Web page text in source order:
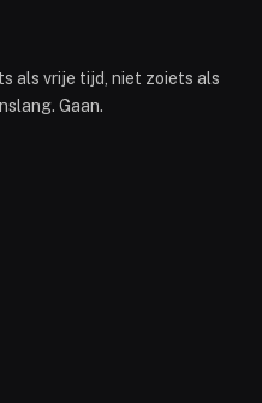
als vrije tijd, niet zoiets als
Gaan.